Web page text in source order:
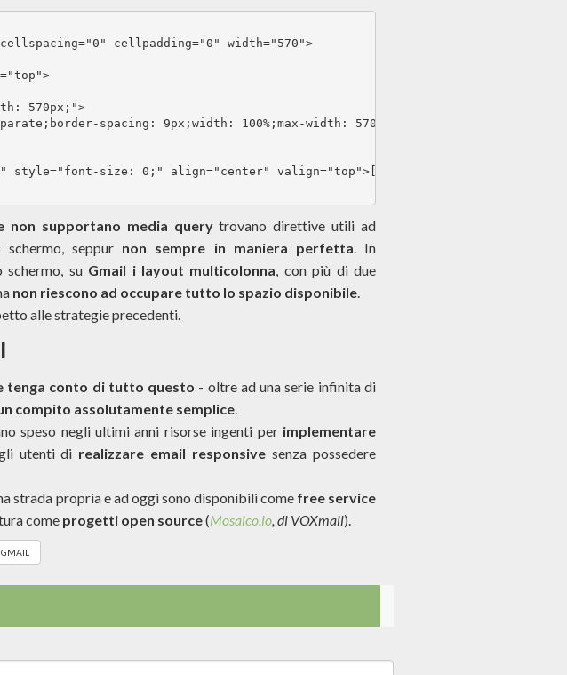
cellpadding="0" width="570">
570px;">
spacing: 9px;width: 100%;max-width: 570px;background-color:
style="font-size: 0;" align="center" valign="top">[...]
non supportano media querytrovano direttive utili ad
seppur non sempre in maniera perfetta . In
schermo, su Gmail i layout multicolonna , con più di due
non riescono ad occupare tutto lo spazio disponibile
alle strategie precedenti.
tenga conto di tutto questo - oltre ad una serie infinita di
compito assolutamente semplice
speso negli ultimi anni risorse ingenti perimplementare
utenti di realizzare email responsive senza possedere
strada propria e ad oggi sono disponibili come free service
come progetti open source(Mosaico.io , di VOXmail).
GMAIL